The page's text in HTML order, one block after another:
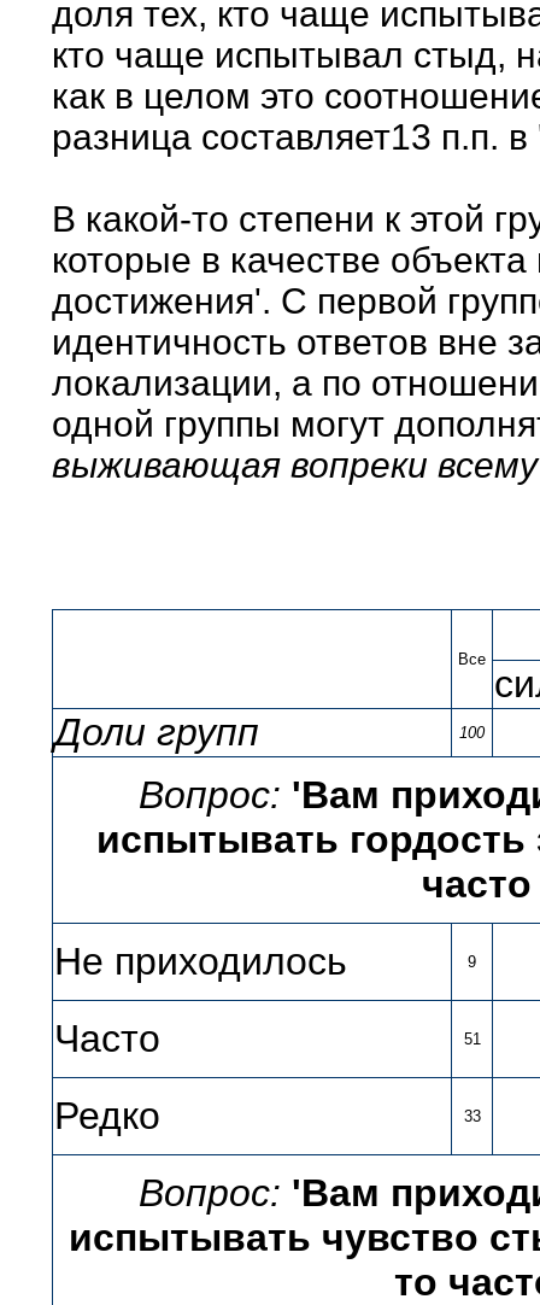
доля тех, кто чаще
кто чаще испытывал стыд,
как в целом это
разница составляет13 п.п.
В какой-то степени к этой
которые в качестве
достижения'. С первой
идентичность ответов вне
локализации, а по
одной группы могут
выживающая вопреки
Все
Доли групп
100
Вопрос: 'Вам
испытывать гордость
Не приходилось
9
Часто 51
Редко 33
Вопрос: 'Вам
испытывать чувство
то